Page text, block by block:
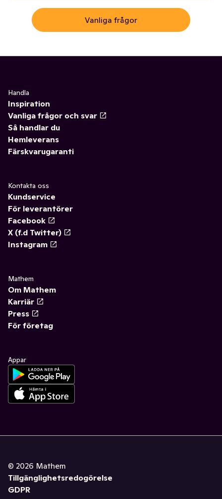
Vanliga frågor
Handla
Inspiration
Vanliga frågor och svar
Så handlar du
Hemleverans
Färskvarugaranti
Kontakta oss
Kundservice
För leverantörer
Facebook
X (f.d Twitter)
Instagram
Mathem
Om Mathem
Karriär
Press
För företag
Appar
© 2026 Mathem
Tillgänglighetsredogörelse
GDPR